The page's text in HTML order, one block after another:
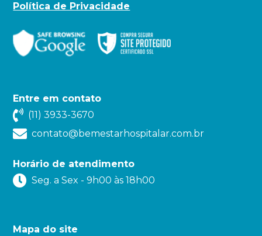
Política de Privacidade
Entre em contato
(11) 3933-3670
contato@bemestarhospitalar.com.br
Horário de atendimento
Seg. a Sex - 9h00 às 18h00
Mapa do site